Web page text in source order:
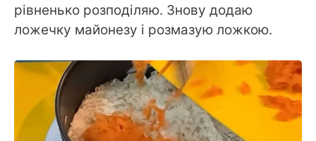
рівненько розподіляю. Знову додаю
ложечку майонезу і розмазую ложкою.